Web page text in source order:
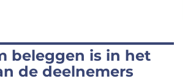
beleggen is in het
de deelnemers